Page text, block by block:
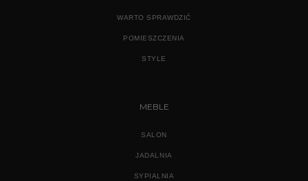
WARTO SPRAWDZIĆ
POMIESZCZENIA
STYLE
MEBLE
SALON
JADALNIA
SYPIALNIA